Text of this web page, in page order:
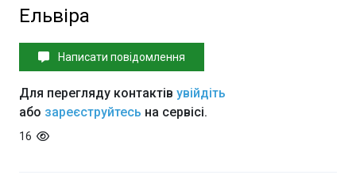
Ельвіра
Написати повідомлення
Для перегляду контактів увійдіть
або зареєструйтесь на сервісі.
16